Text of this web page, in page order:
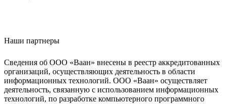
Наши партнеры
Сведения об ООО «Ваан» внесены в реестр аккредитованных
организаций, осуществляющих деятельность в области
информационных технологий. ООО «Ваан» осуществляет
деятельность, связанную с использованием информационных
технологий, по разработке компьютерного программного